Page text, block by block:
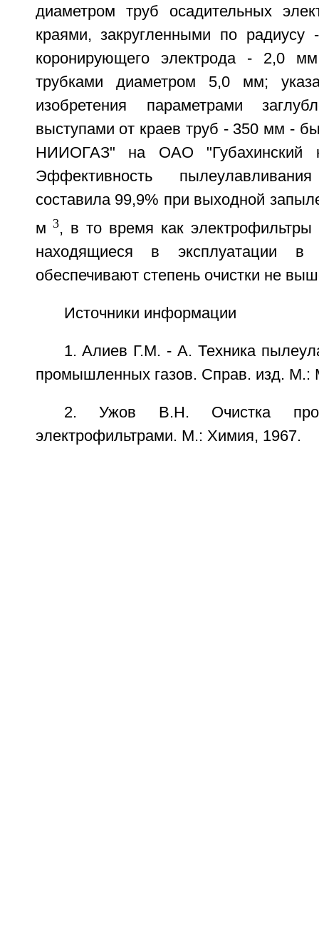
диаметром труб осадительных
краями, закругленными по
коронирующего электрода - 2,0
трубками диаметром 5,0 мм;
изобретения параметрами
выступами от краев труб - 350 мм -
НИИОГАЗ" на ОАО "Губахинский
Эффективность
составила 99,9% при выходной
м 3, в то время как электрофильтры
находящиеся в эксплуатации в
обеспечивают степень очистки не
Источники информации
1. Алиев Г.М. - А. Техника
промышленных газов. Справ. изд. М.:
2. Ужов В.Н. Очистка
электрофильтрами. М.: Химия, 1967.